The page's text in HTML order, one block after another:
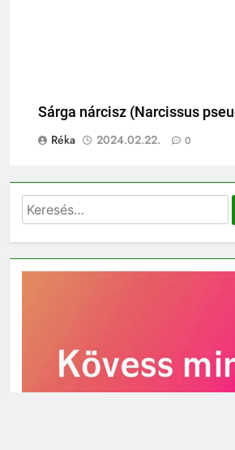
Sárga nárcisz (Narcissus
Réka
2024.02.22. 0
Keresés: